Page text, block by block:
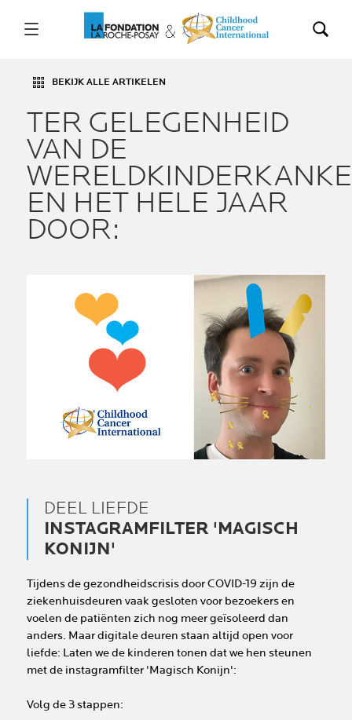
BEKIJK ALLE ARTIKELEN
TER GELEGENHEID
VAN DE
EN HET HELE JAAR
DOOR:
DEEL LIEFDE
INSTAGRAMFILTER 'MAGISCH
KONIJN'
Tijdens de gezondheidscrisis door COVID-19 zijn de
ziekenhuisdeuren vaak gesloten voor bezoekers en
voelen de patiënten zich nog meer geïsoleerd dan
anders. Maar digitale deuren staan altijd open voor
liefde: Laten we de kinderen tonen dat we hen steunen
met de instagramfilter 'Magisch Konijn':
Volg de 3 stappen: